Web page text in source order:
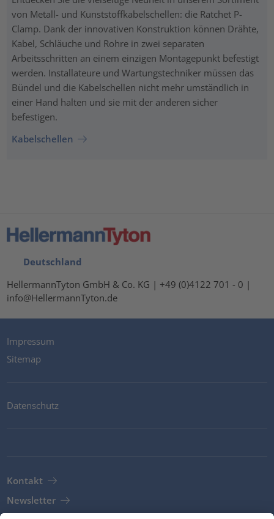
von Metall- und Kunststoffkabelschellen: die Ratchet P-
Clamp. Dank der innovativen Konstruktion können Drähte,
Kabel, Schläuche und Rohre in zwei separaten
Arbeitsschritten an einem einzigen Montagepunkt befestigt
werden. Installateure und Wartungstechniker müssen das
Bündel und die Kabelschellen nicht mehr umständlich in
einer Hand halten und sie mit der anderen sicher
befestigen.
Kabelschellen
Deutschland
HellermannTyton GmbH & Co. KG | +49 (0)4122 701 - 0 |
info@HellermannTyton.de
Impressum
Sitemap
Datenschutz
Kontakt
Newsletter